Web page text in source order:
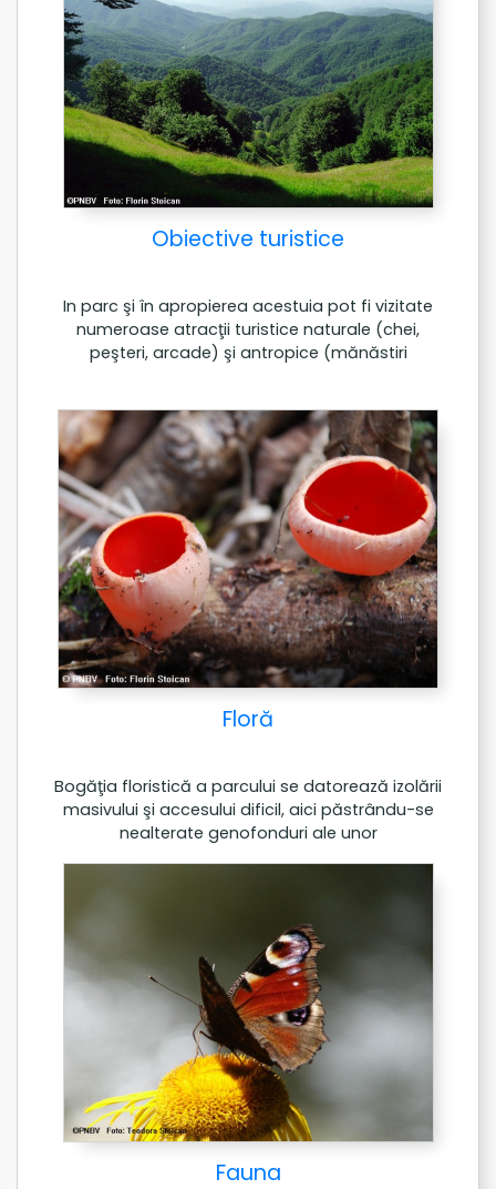
Obiective turistice
In parc şi în apropierea acestuia pot fi vizitate
numeroase atracţii turistice naturale (chei,
peşteri, arcade) şi antropice (mănăstiri
Floră
Bogăţia floristică a parcului se datorează izolării
masivului şi accesului dificil, aici păstrându-se
nealterate genofonduri ale unor
Fauna